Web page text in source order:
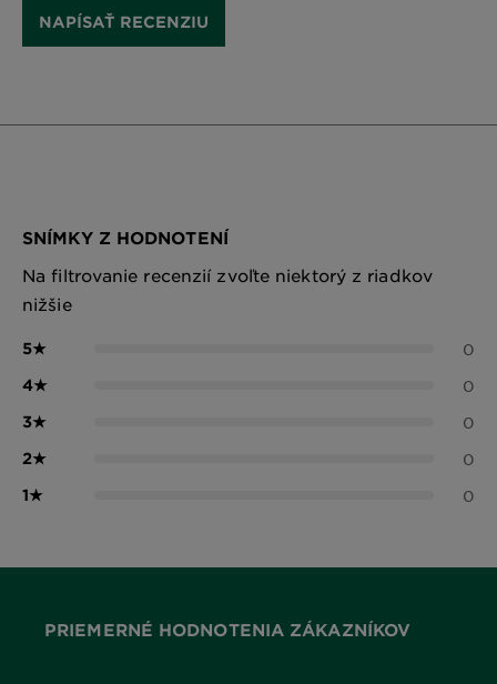
NAPÍSAŤ RECENZIU
SNÍMKY Z HODNOTENÍ
Na filtrovanie recenzií zvoľte niektorý z riadkov
nižšie
5★ 0
4★ 0
3★ 0
2★ 0
1★ 0
PRIEMERNÉ HODNOTENIA ZÁKAZNÍKOV